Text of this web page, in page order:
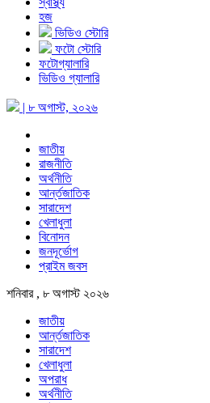
হজ
ভিডিও স্টোরি
ফটো স্টোরি
ফটোগ্যালারি
ভিডিও গ্যালারি
| ৮ অগাস্ট, ২০২৬
জাতীয়
রাজনীতি
অর্থনীতি
আর্ন্তজাতিক
সারাদেশ
খেলাধুলা
বিনোদন
জনদূর্ভোগ
প্রাইম জবস
শনিবার , ৮ অগাস্ট ২০২৬
জাতীয়
আর্ন্তজাতিক
সারাদেশ
খেলাধুলা
অপরাধ
অর্থনীতি